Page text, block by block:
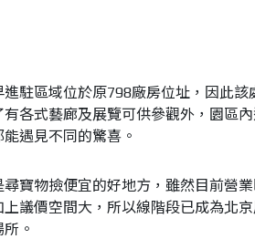
駐區域位於原798廠房位址，因此該
各式藝廊及展覽可供參觀外，園區
遇見不同的驚喜。
寶物撿便宜的好地方，雖然目前營業
議價空間大，所以線階段已成為北
。